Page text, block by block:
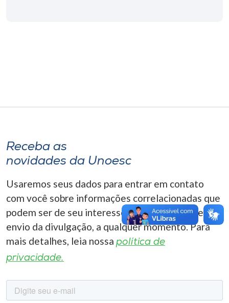
A+
Receba as
novidades da Unoesc
Usaremos seus dados para entrar em contato
com você sobre informações correlacionadas que
podem ser de seu interesse. Você pode cancelar o
envio da divulgação, a qualquer momento. Para
mais detalhes, leia nossa política de
privacidade.